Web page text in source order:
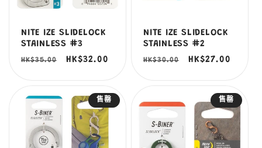
NITE IZE SLIDELOCK
STAINLESS #3
定
HK$35.00
售
HK$32.00
NITE IZE SLIDELOCK
STAINLESS #2
定
HK$30.00
售
HK$27.00
售罄 售罄